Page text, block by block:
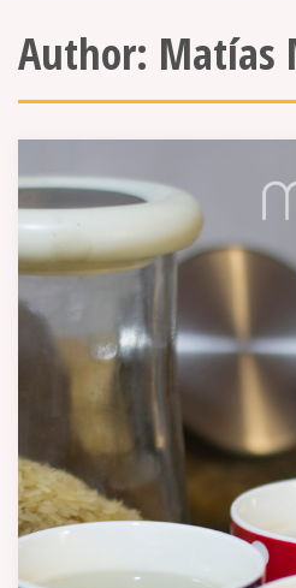
Author: Matías